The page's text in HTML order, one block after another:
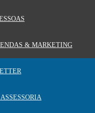
& MARKETING